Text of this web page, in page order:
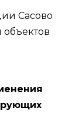
Сасово